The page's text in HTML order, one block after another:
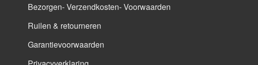
Bezorgen- Verzendkosten- Voorwaarden
Ruilen & retourneren
Garantievoorwaarden